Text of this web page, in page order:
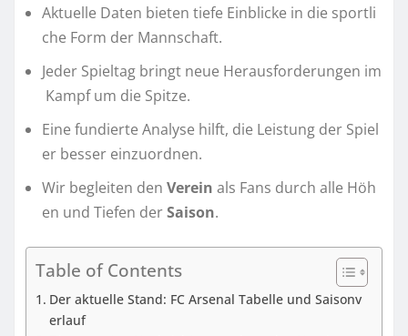
Aktuelle Daten bieten tiefe Einblicke in die sportli
che Form der Mannschaft.
Jeder Spieltag bringt neue Herausforderungen im
Kampf um die Spitze.
Eine fundierte Analyse hilft, die Leistung der Spiel
er besser einzuordnen.
Wir begleiten den Verein als Fans durch alle Höh
en und Tiefen derSaison.
Table of Contents
Der aktuelle Stand: FC Arsenal Tabelle und Saisonv
erlauf